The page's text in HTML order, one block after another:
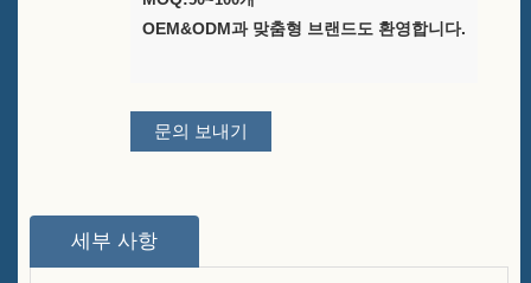
테이블용 맞춤 바 메뉴 홀더 스
바 액세서리
OEM&ODM과 맞춤형 브랜드도 환영합니다.
문의 보내기
세부 사항